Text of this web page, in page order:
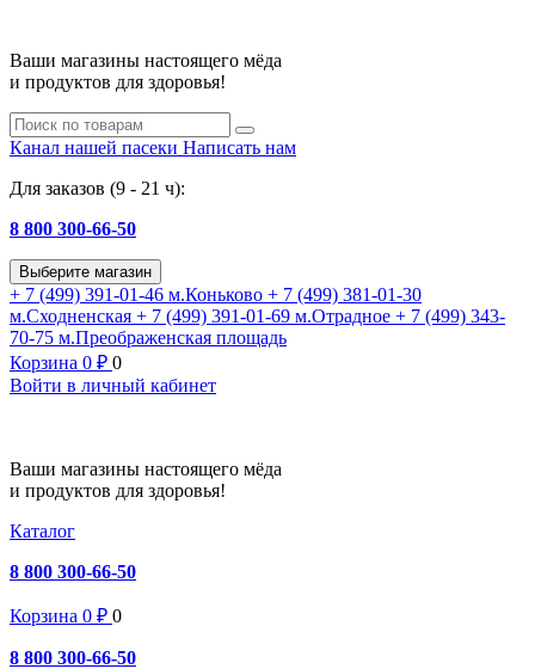
Ваши магазины настоящего мёда
и продуктов для здоровья!
Канал нашей пасеки Написать нам
Для заказов (9 - 21 ч):
8 800 300-66-50
Выберите магазин
+ 7 (499) 391-01-46 м.Коньково + 7 (499) 381-01-30
м.Сходненская + 7 (499) 391-01-69 м.Отрадное + 7 (499) 343-
70-75 м.Преображенская площадь
Корзина 0 ₽ 0
Войти в личный кабинет
Ваши магазины настоящего мёда
и продуктов для здоровья!
Каталог
8 800 300-66-50
Корзина 0 ₽ 0
8 800 300-66-50